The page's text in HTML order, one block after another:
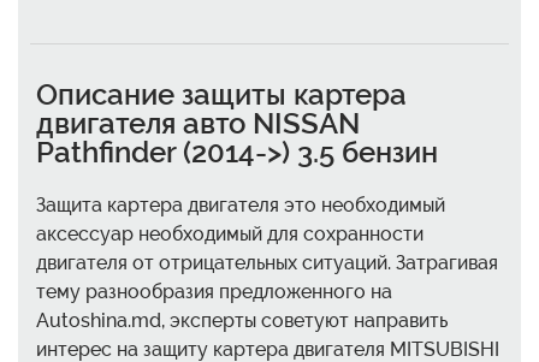
Описание защиты картера
двигателя авто NISSAN
Pathfinder (2014->) 3.5 бензин
Защита картера двигателя это необходимый
аксессуар необходимый для сохранности
двигателя от отрицательных ситуаций. Затрагивая
тему разнообразия предложенного на
Autoshina.md, эксперты советуют направить
интерес на защиту картера двигателя MITSUBISHI